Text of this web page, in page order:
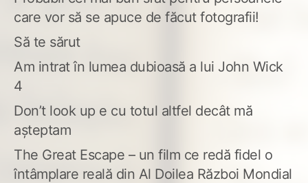
care vor să se apuce de făcut fotografii!
Să te sărut
Am intrat în lumea dubioasă a lui John Wick
4
Don’t look up e cu totul altfel decât mă
așteptam
The Great Escape – un film ce redă fidel o
întâmplare reală din Al Doilea Război Mondial